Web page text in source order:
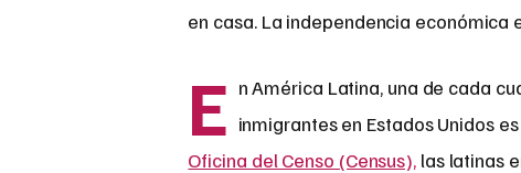
en casa. La independencia
E n América Latina, una de cada
inmigrantes en Estados Unidos
Oficina del Censo (Census),las latinas